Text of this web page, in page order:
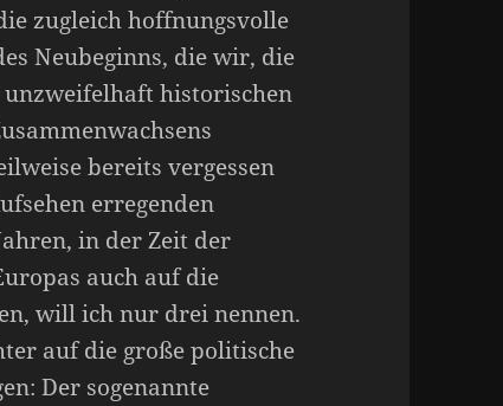
zugleich hoffnungsvolle
Neubeginns, die wir, die
historischen
bereits vergessen
erregenden
in der Zeit der
auch auf die
will ich nur drei nennen.
auf die große politische
Der sogenannte